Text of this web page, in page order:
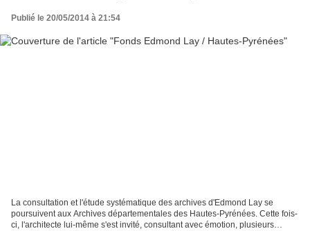
Publié le 20/05/2014 à 21:54
La consultation et l'étude systématique des archives d'Edmond Lay se
poursuivent aux Archives départementales des Hautes-Pyrénées. Cette fois-
ci, l'architecte lui-même s'est invité, consultant avec émotion, plusieurs